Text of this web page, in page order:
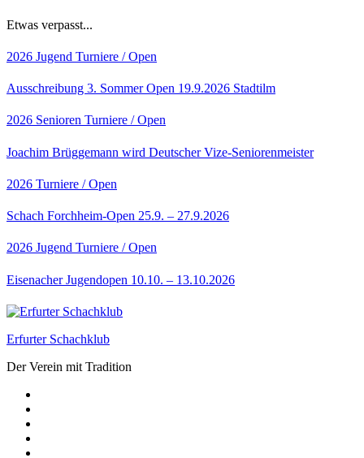
Etwas verpasst...
2026 Jugend Turniere / Open
Ausschreibung 3. Sommer Open 19.9.2026 Stadtilm
2026 Senioren Turniere / Open
Joachim Brüggemann wird Deutscher Vize-Seniorenmeister
2026 Turniere / Open
Schach Forchheim-Open 25.9. – 27.9.2026
2026 Jugend Turniere / Open
Eisenacher Jugendopen 10.10. – 13.10.2026
Erfurter Schachklub
Der Verein mit Tradition